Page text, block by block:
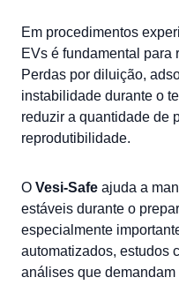
Em procedimentos
EVs é fundamental para
Perdas por diluição,
instabilidade durante o
reduzir a quantidade de
reprodutibilidade.
O Vesi-Safe ajuda a
estáveis durante o
especialmente
automatizados, estudos
análises que